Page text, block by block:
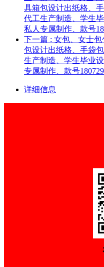
具箱包设计出纸格、
代工生产制造、学生
私人专属制作、款号
下一篇 : 女包、女士
包设计出纸格、手袋
生产制造、学生毕业
专属制作、款号180729
详细信息